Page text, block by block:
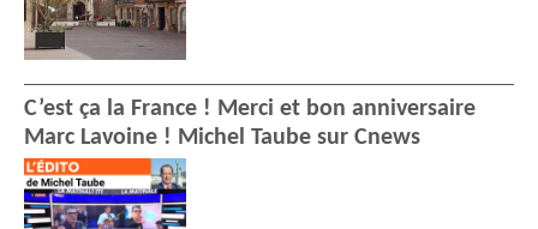
C’est ça la France ! Merci et bon anniversaire
Marc Lavoine ! Michel Taube sur Cnews